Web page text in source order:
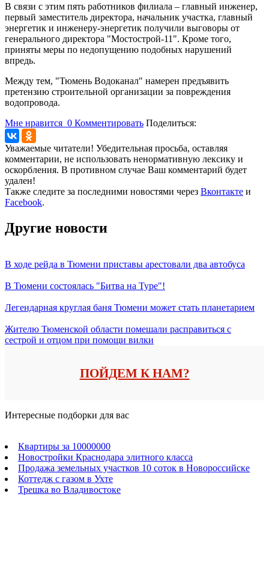
В связи с этим пять работников филиала – главный инженер,
первый заместитель директора, начальник участка, главный
энергетик и инженеру-энергетик получили выговоры от
генерального директора "Мостострой-11". Кроме того,
приняты меры по недопущению подобных нарушений
впредь.
Между тем, "Тюмень Водоканал" намерен предъявить
претензию строительной организации за повреждения
водопровода.
Мне нравится 0 Комментировать Поделиться:
Уважаемые читатели! Убедительная просьба, оставляя
комментарии, не использовать ненормативную лексику и
оскорбления. В противном случае Ваш комментарий будет
удален!
Также следите за последними новостями через Вконтакте и
Facebook.
Другие новости
В ходе рейда в Тюмени приставы арестовали два автобуса
В Тюмени состоялась "Битва на Туре"!
Легендарная круглая баня Тюмени может стать планетарием
Жителю Тюменской области помешали расправиться с
сестрой и отцом при помощи вилки
ПОЙДЕМ К НАМ?
Интересные подборки для вас
Квартиры за 10000000
Новостройки Краснодара элитного класса
Продажа земельных участков 10 соток в Новороссийске
Коттедж с газом в Ухте
Трешка во Владивостоке